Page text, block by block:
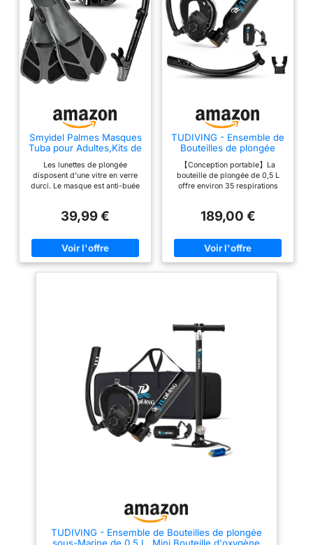
Smyidel Palmes Masques
Tuba pour Adultes,Kits de
Plongée + Tuba Semi-
Sec + Palmes + Sac, Kits
de Randonnée Aquatique
Adultes et Adolescents
Les lunettes de plongée
disposent d'une vitre en verre
durci. Le masque est anti-buée
laisse donc pas passer
ML/XL: 42-47 Tuba: Snorkel à
sec, avec mécanisme de
verrouillage breveté, protège
contre les éclaboussures. Tuba
stables. Ils sont ajustable à
différentes tailles de pieds.
Matériau haut de gamme -
confort et sécurité
supplémentaires:L'embouchure
en silicone de qualité
alimentaire, la jupe et les
sangles en silicone liquide, la
lentille en verre trempé résistant
problème,Remarque : veuillez
nettoyer soigneusement le sable
dans le tube avant la prochaine
utilisation, sinon l'eau entrera
39,99 €
TUDIVING - Ensemble de
Bouteilles de plongée
sous-Marine de 0,5 L,
Mini Bouteille d'oxygène
avec compresseur, kit de
plongée Portable de
A2)
【Conception portable】La
bouteille de plongée de 0,5 L
offre environ 35 respirations
Son diamètre de 6 cm la rend
elle peut être emportée en avion
pour plonger à tout moment et
n'importe où. 【Durable et facile
d'utilisation】Notre bouteille de
phosphorescent pour une
lecture aisée. Son système de
triple filtration garantit un air
propre et sain. Idéale pour les
débutants. 【Conçue pour les
plongeurs】Ce kit de plongée
peut être utilisé avec un masque
avec masque intégral convient
aussi bien à la plongée en
apnée qu'à la plongée sous-
marine. Vous pouvez respirer
librement par le nez et la
situations d'urgence et bien
plus encore. 【Utilisation
189,00 €
TUDIVING - Ensemble de Bouteilles de plongée
sous-Marine de 0,5 L, Mini Bouteille d'oxygène